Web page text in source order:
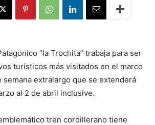
“la Trochita” trabaja para ser
turísticos más visitados en el marco
extralargo que se extenderá
al 2 de abril inclusive.
tren cordillerano tiene